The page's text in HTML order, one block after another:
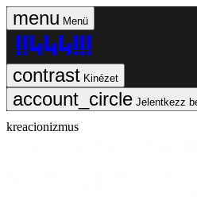
Menü
Kinézet
Jelentkezz
kreacionizmus